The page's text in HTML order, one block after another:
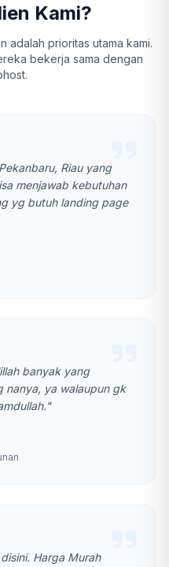
Kami?
adalah prioritas utama kami.
bekerja sama dengan
Riau yang
menjawab kebutuhan
yg butuh landing page
banyak yang
nanya, ya walaupun gk
Harga Murah